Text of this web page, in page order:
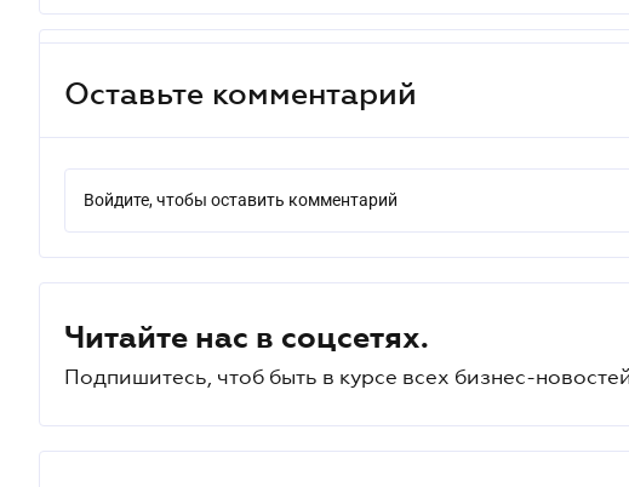
Оставьте комментарий
Войдите, чтобы оставить комментарий
Читайте нас в соцсетях.
Подпишитесь, чтоб быть в курсе всех бизнес-